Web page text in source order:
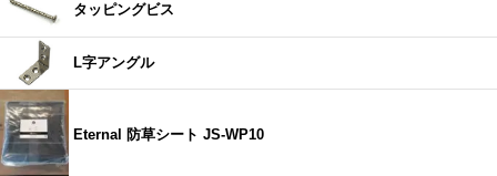
タッピングビス
L字アングル
Eternal 防草シート JS-WP10